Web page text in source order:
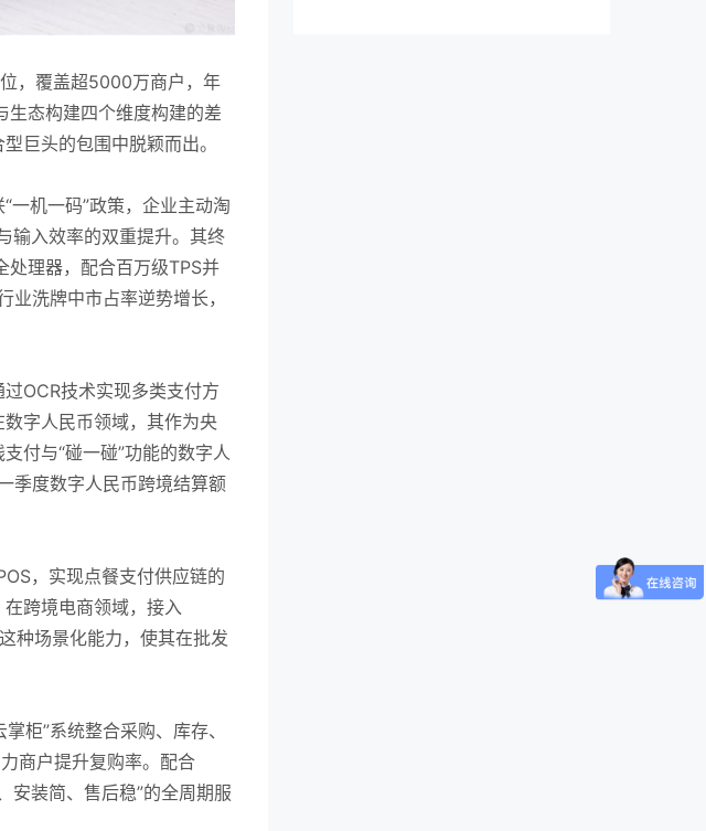
，覆盖超5000万商户，年
生态构建四个维度构建的差
巨头的包围中脱颖而出。
一机一码”政策，企业主动淘
输入效率的双重提升。其终
理器，配合百万级TPS并
洗牌中市占率逆势增长，
OCR技术实现多类支付方
字人民币领域，其作为央
付与“碰一碰”功能的数字人
季度数字人民币跨境结算额
，实现点餐支付供应链的
跨境电商领域，接入
种场景化能力，使其在批发
柜”系统整合采购、库存、
商户提升复购率。配合
安装简、售后稳”的全周期服